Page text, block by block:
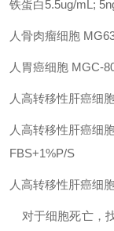
铁蛋白5.5ug/mL;
人骨肉瘤细胞
人胃癌细胞 MGC-
人高转移性肝癌细
人高转移性肝癌细
FBS+1%P/S
人高转移性肝癌细
对于细胞死亡，